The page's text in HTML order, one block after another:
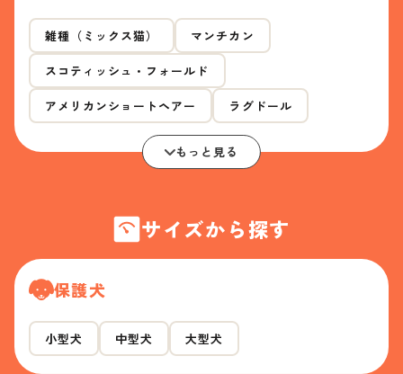
雑種（ミックス猫） マンチカン
スコティッシュ・フォールド
アメリカンショートヘアー ラグドール
もっと見る
サイズから探す
保護犬
小型犬 中型犬 大型犬